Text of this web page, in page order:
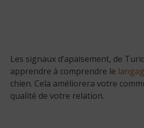
Les signaux d’apaisement, de
apprendre à comprendre le
chien. Cela améliorera votre
qualité de votre relation.